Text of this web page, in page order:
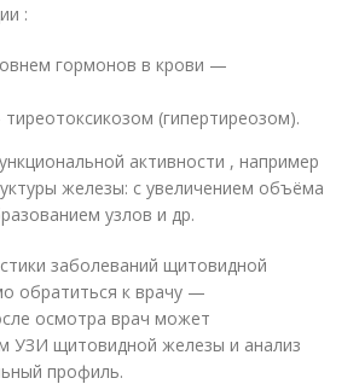
:
гормонов в крови —
(гипертиреозом).
активности , например
железы: с увеличением объёма
узлов и др.
заболеваний щитовидной
обратиться к врачу —
осмотра врач может
УЗИ щитовидной железы и анализ
профиль.